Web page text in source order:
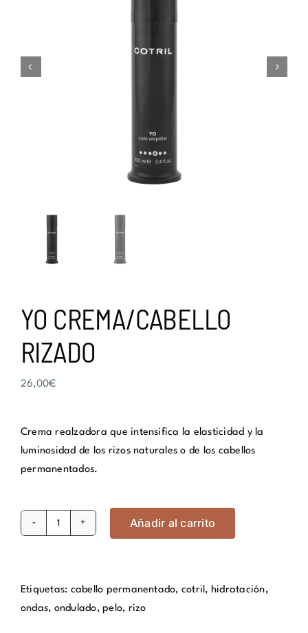
YO CREMA/CABELLO
RIZADO
26,00€
Crema realzadora que intensifica la elasticidad y la
luminosidad de los rizos naturales o de los cabellos
permanentados.
cantidad
Añadir al carrito
Etiquetas: cabello permanentado, cotril, hidratación,
ondas, ondulado,pelo, rizo